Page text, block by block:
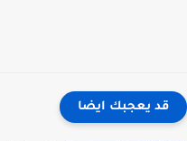
قد يعجبك ايضا